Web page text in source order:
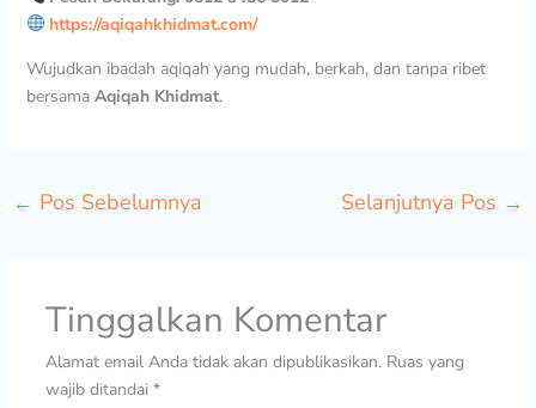
https://aqiqahkhidmat.com/
Wujudkan ibadah aqiqah yang mudah, berkah, dan tanpa ribet
bersama Aqiqah Khidmat.
← Pos Sebelumnya Selanjutnya Pos →
Tinggalkan Komentar
Alamat email Anda tidak akan dipublikasikan. Ruas yang
wajib ditandai *